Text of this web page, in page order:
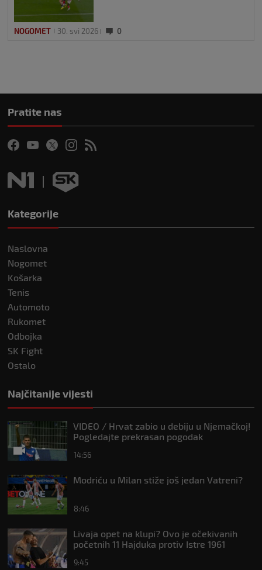
NOGOMET 30. svi 2026 0
Pratite nas
Kategorije
Naslovna
Nogomet
Košarka
Tenis
Automoto
Rukomet
Odbojka
SK Fight
Ostalo
Najčitanije vijesti
VIDEO / Hrvat zabio u debiju u Njemačkoj!
Pogledajte prekrasan pogodak
14:56
Modriću u Milan stiže još jedan Vatreni?
8:46
Livaja opet na klupi? Ovo je očekivanih
početnih 11 Hajduka protiv Istre 1961
9:45